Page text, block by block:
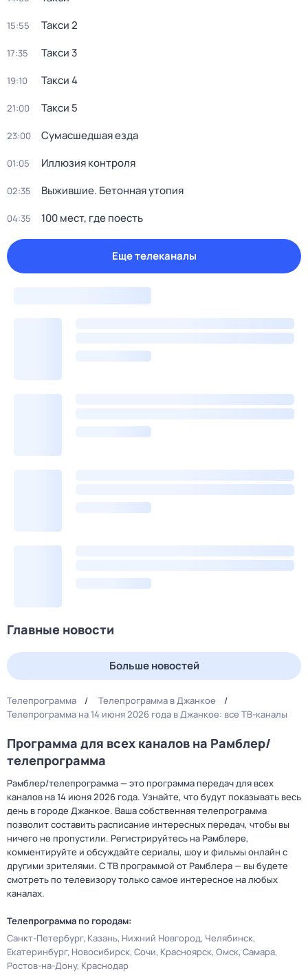
15:55 Такси 2
17:35 Такси 3
19:10 Такси 4
21:00 Такси 5
23:00 Сумасшедшая езда
01:05 Иллюзия контроля
02:35 Выжившие. Бетонная утопия
04:35 100 мeст, где пoесть
Еще телеканалы
Главные новости
Больше новостей
Телепрограмма
Телепрограмма в Джанкое
Телепрограмма на 14 июня 2026 года в Джанкое: все ТВ-каналы
Программа для всех каналов на Рамблер/
телепрограмма
Рамблер/телепрограмма — это программа передач для всех
каналов на 14 июня 2026 года. Узнайте, что будут показывать весь
день в городе Джанкое. Ваша собственная телепрограмма
позволит составить расписание интересных передач, чтобы вы
ничего не пропустили. Регистрируйтесь на Рамблере,
комментируйте и обсуждайте сериалы, шоу и фильмы онлайн с
другими зрителями. С ТВ программой от Рамблера — вы будете
смотреть по телевизору только самое интересное на любых
каналах.
Телепрограмма по городам:
Санкт-Петербург Казань Нижний Новгород Челябинск
Екатеринбург Новосибирск Сочи Красноярск Омск Самара
Ростов-на-Дону Краснодар